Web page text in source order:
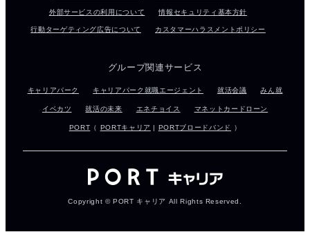
外部サービスの利用について 情報セキュリティ基本方針
行動ターゲティング広告について カスタマーハラスメントポリシー